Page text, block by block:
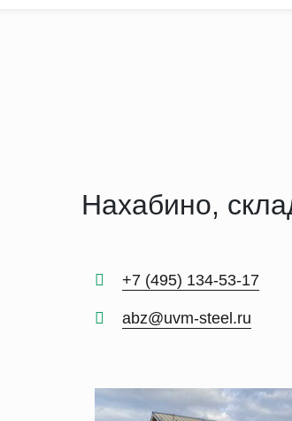
Нахабино,
+7 (495) 134-53-17
abz@uvm-steel.ru